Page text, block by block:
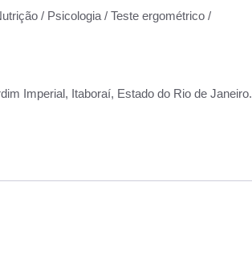
/ Psicologia / Teste ergométrico /
Imperial, Itaboraí, Estado do Rio de Janeiro.